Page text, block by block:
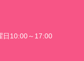
日10:00～17:00